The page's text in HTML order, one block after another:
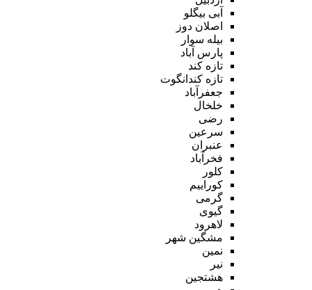
آبی بیگلو
اصلان دوز
بیله سوار
پارس آباد
تازه کند
تازه کندانگوت
جعفرآباد
خلخال
رضی
سرعین
عنبران
فخرآباد
کلور
کوراییم
گرمی
گیوی
لاهرود
مشگین شهر
نمین
نیر
هشتجین